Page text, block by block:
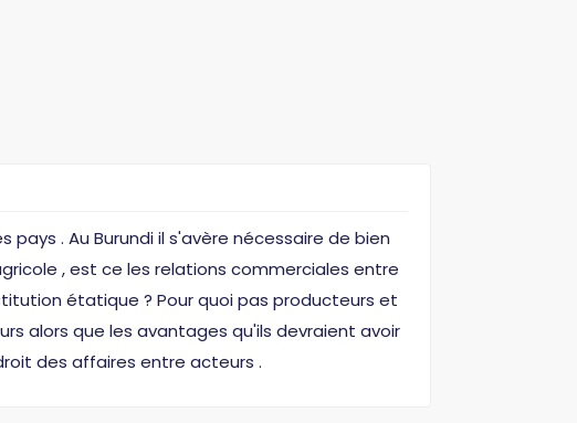
. Au Burundi il s'avère nécessaire de bien
, est ce les relations commerciales entre
étatique ? Pour quoi pas producteurs et
alors que les avantages qu'ils devraient avoir
des affaires entre acteurs .